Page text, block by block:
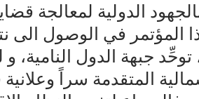
الدولية لمعالجة
في الوصول الى
جبهة الدول النامية، و
المتقدمة سراً